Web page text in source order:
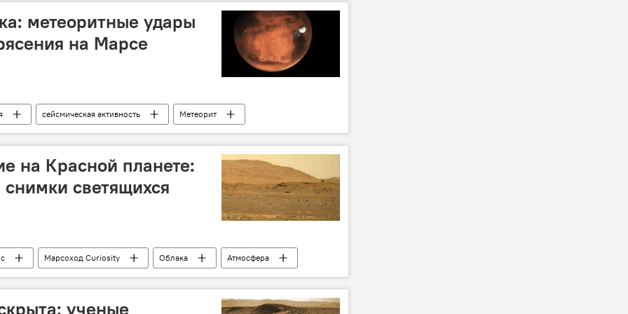
совместная миссия
метеоритные удары
на Марсе
сейсмическая активность Метеорит
на Красной планете:
светящихся
Марсоход Curiosity Облака Атмосфера
ученые